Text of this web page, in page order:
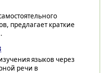
предлагает краткие
языков через
речи в